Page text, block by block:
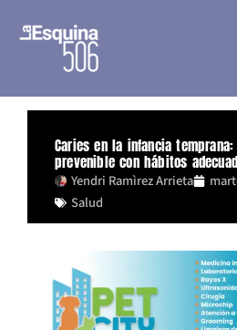
Caries en la infancia
prevenible con hábitos
Yendri Ramìrez Arrieta
Salud